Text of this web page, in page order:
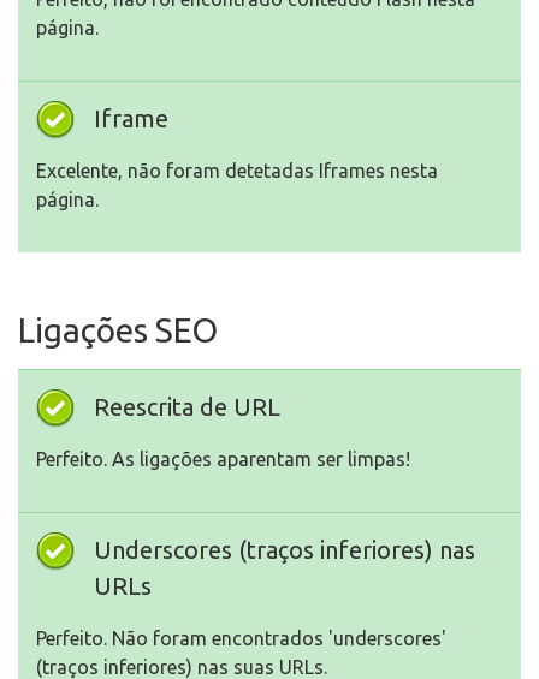
página.
Iframe
Excelente, não foram detetadas Iframes nesta
página.
Ligações SEO
Reescrita de URL
Perfeito. As ligações aparentam ser limpas!
Underscores (traços inferiores) nas
URLs
Perfeito. Não foram encontrados 'underscores'
(traços inferiores) nas suas URLs.